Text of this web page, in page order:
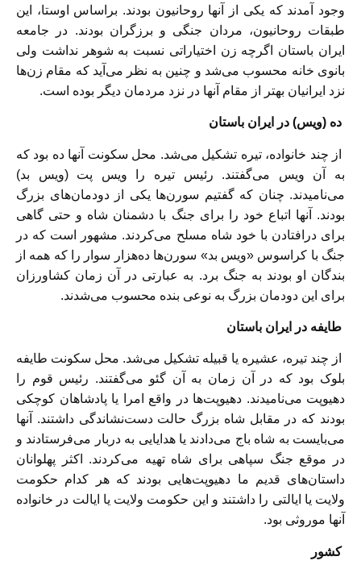
وجود آمدند که یکی از آنها روحانیون بودند. براساس اوستا، این
طبقات روحانیون، مردان جنگی و برزگران بودند. در جامعه
ایران باستان اگرچه زن اختیاراتی نسبت به شوهر نداشت ولی
بانوی خانه محسوب می‌شد و چنین به نظر می‌آید که مقام زن‌ها
نزد ایرانیان بهتر از مقام آنها در نزد مردمان دیگر بوده است.
ده (ویس) در ایران باستان
از چند خانواده، تیره تشکیل می‌شد. محل سکونت آنها ده بود که
به آن ویس می‌گفتند. رئیس تیره را ویس پت (ویس بد)
می‌نامیدند. چنان که گفتیم سورن‌ها یکی از دودمان‌های بزرگ
بودند. آنها اتباع خود را برای جنگ با دشمنان شاه و حتی گاهی
برای درافتادن با خود شاه مسلح می‌کردند. مشهور است که در
جنگ با کراسوس «ویس بد» سورن‌ها ده‌هزار سوار را که همه از
بندگان او بودند به جنگ برد. به عبارتی در آن زمان کشاورزان
برای این دودمان بزرگ به نوعی بنده محسوب می‌شدند.
طایفه در ایران باستان
از چند تیره، عشیره یا قبیله تشکیل می‌شد. محل سکونت طایفه
بلوک بود که در آن زمان به آن گئو می‌گفتند. رئیس قوم را
دهیوپت می‌نامیدند. دهیوپت‌ها در واقع امرا یا پادشاهان کوچکی
بودند که در مقابل شاه بزرگ حالت دست‌نشاندگی داشتند. آنها
می‌بایست به شاه باج می‌دادند یا هدایایی به دربار می‌فرستادند و
در موقع جنگ سپاهی برای شاه تهیه می‌کردند. اکثر پهلوانان
داستان‌های قدیم ما دهیوپت‌هایی بودند که هر کدام حکومت
ولایت یا ایالتی را داشتند و این حکومت ولایت یا ایالت در خانواده
آنها موروثی بود.
کشور